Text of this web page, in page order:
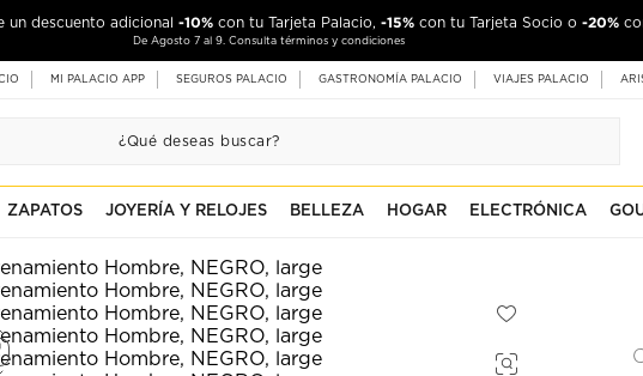
un descuento adicional -10% con tu Tarjeta Palacio, -15% con tu Tarjeta Socio o -20%
De Agosto 7 al 9. Consulta términos y condiciones
MI PALACIO APP SEGUROS PALACIO GASTRONOMÍA PALACIO VIAJES PALACIO
ZAPATOS JOYERÍA Y RELOJES BELLEZA HOGAR ELECTRÓNICA